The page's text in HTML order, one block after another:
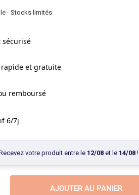
- Stocks limités
sécurisé
rapide et gratuite
remboursé
6/7j
votre produit entre le 12/08et le 14/08!
AJOUTER AU PANIER